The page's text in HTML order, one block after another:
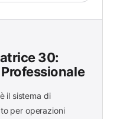
30:
il sistema di
per operazioni